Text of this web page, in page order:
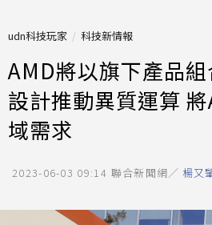
udn科技玩家 科技新情報
AMD將以旗下產品
設計推動異質運算
域需求
2023-06-03 09:14 聯合新聞網／ 楊又